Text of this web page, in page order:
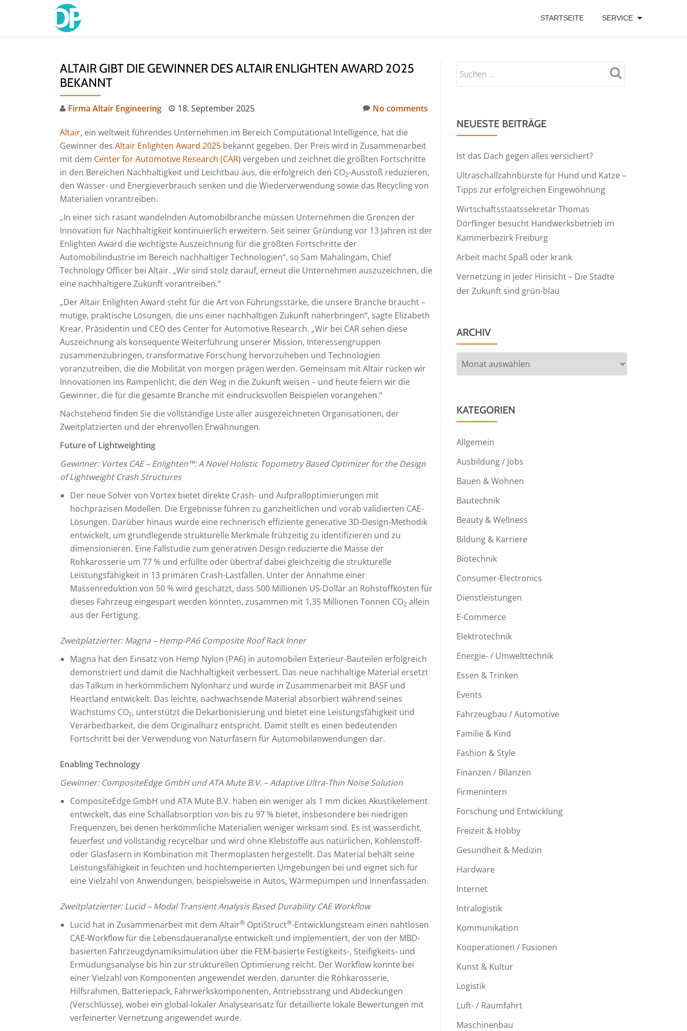
STARTSEITE SERVICE
ALTAIR GIBT DIE GEWINNER DES ALTAIR ENLIGHTEN AWARD 2025
BEKANNT
Firma Altair Engineering 18. September 2025 No comments
Altair, ein weltweit führendes Unternehmen im Bereich Computational Intelligence, hat die
Gewinner des Altair Enlighten Award 2025 bekannt gegeben. Der Preis wird in Zusammenarbeit
mit dem Center for Automotive Research (CAR) vergeben und zeichnet die größten Fortschritte
in den Bereichen Nachhaltigkeit und Leichtbau aus, die erfolgreich den CO2-Ausstoß reduzieren,
den Wasser- und Energieverbrauch senken und die Wiederverwendung sowie das Recycling von
Materialien vorantreiben.
„In einer sich rasant wandelnden Automobilbranche müssen Unternehmen die Grenzen der
Innovation für Nachhaltigkeit kontinuierlich erweitern. Seit seiner Gründung vor 13 Jahren ist der
Enlighten Award die wichtigste Auszeichnung für die größten Fortschritte der
Automobilindustrie im Bereich nachhaltiger Technologien“, so Sam Mahalingam, Chief
Technology Officer bei Altair. „Wir sind stolz darauf, erneut die Unternehmen auszuzeichnen, die
eine nachhaltigere Zukunft vorantreiben.“
„Der Altair Enlighten Award steht für die Art von Führungsstärke, die unsere Branche braucht –
mutige, praktische Lösungen, die uns einer nachhaltigen Zukunft näherbringen“, sagte Elizabeth
Krear, Präsidentin und CEO des Center for Automotive Research. „Wir bei CAR sehen diese
Auszeichnung als konsequente Weiterführung unserer Mission, Interessengruppen
zusammenzubringen, transformative Forschung hervorzuheben und Technologien
voranzutreiben, die die Mobilität von morgen prägen werden. Gemeinsam mit Altair rücken wir
Innovationen ins Rampenlicht, die den Weg in die Zukunft weisen – und heute feiern wir die
Gewinner, die für die gesamte Branche mit eindrucksvollen Beispielen vorangehen.“
Nachstehend finden Sie die vollständige Liste aller ausgezeichneten Organisationen, der
Zweitplatzierten und der ehrenvollen Erwähnungen.
Future of Lightweighting
Gewinner: Vortex CAE –Enlighten™: A Novel Holistic Topometry Based Optimizer for the Design
of Lightweight Crash Structures
Der neue Solver von Vortex bietet direkte Crash- und Aufpralloptimierungen mit
hochpräzisen Modellen. Die Ergebnisse führen zu ganzheitlichen und vorab validierten CAE-
Lösungen. Darüber hinaus wurde eine rechnerisch effiziente generative 3D-Design-Methodik
entwickelt, um grundlegende strukturelle Merkmale frühzeitig zu identifizieren und zu
dimensionieren. Eine Fallstudie zum generativen Design reduzierte die Masse der
Rohkarosserie um 77 % und erfüllte oder übertraf dabei gleichzeitig die strukturelle
Leistungsfähigkeit in 13 primären Crash-Lastfällen. Unter der Annahme einer
Massenreduktion von 50 % wird geschätzt, dass 500 Millionen US-Dollar an Rohstoffkosten für
dieses Fahrzeug eingespart werden könnten, zusammen mit 1,35 Millionen Tonnen CO2 allein
aus der Fertigung.
Zweitplatzierter: Magna – Hemp-PA6 Composite Roof Rack Inner
Magna hat den Einsatz von Hemp Nylon (PA6) in automobilen Exterieur-Bauteilen erfolgreich
demonstriert und damit die Nachhaltigkeit verbessert. Das neue nachhaltige Material ersetzt
das Talkum in herkömmlichem Nylonharz und wurde in Zusammenarbeit mit BASF und
Heartland entwickelt. Das leichte, nachwachsende Material absorbiert während seines
Wachstums CO₂, unterstützt die Dekarbonisierung und bietet eine Leistungsfähigkeit und
Verarbeitbarkeit, die dem Originalharz entspricht. Damit stellt es einen bedeutenden
Fortschritt bei der Verwendung von Naturfasern für Automobilanwendungen dar.
Enabling Technology
Gewinner: CompositeEdge GmbH und ATA Mute B.V. – Adaptive Ultra-Thin Noise Solution
CompositeEdge GmbH und ATA Mute B.V. haben ein weniger als 1 mm dickes Akustikelement
entwickelt, das eine Schallabsorption von bis zu 97 % bietet, insbesondere bei niedrigen
Frequenzen, bei denen herkömmliche Materialien weniger wirksam sind. Es ist wasserdicht,
feuerfest und vollständig recycelbar und wird ohne Klebstoffe aus natürlichen, Kohlenstoff-
oder Glasfasern in Kombination mit Thermoplasten hergestellt. Das Material behält seine
Leistungsfähigkeit in feuchten und hochtemperierten Umgebungen bei und eignet sich für
eine Vielzahl von Anwendungen, beispielsweise in Autos, Wärmepumpen und Innenfassaden.
Zweitplatzierter: Lucid – Modal Transient Analysis Based Durability CAE Workflow
Lucid hat in Zusammenarbeit mit dem Altair® OptiStruct®-Entwicklungsteam einen nahtlosen
CAE-Workflow für die Lebensdaueranalyse entwickelt und implementiert, der von der MBD-
basierten Fahrzeugdynamiksimulation über die FEM-basierte Festigkeits-, Steifigkeits- und
Ermüdungsanalyse bis hin zur strukturellen Optimierung reicht. Der Workflow konnte bei
einer Vielzahl von Komponenten angewendet werden, darunter die Rohkarosserie,
Hilfsrahmen, Batteriepack, Fahrwerkskomponenten, Antriebsstrang und Abdeckungen
(Verschlüsse), wobei ein global-lokaler Analyseansatz für detaillierte lokale Bewertungen mit
verfeinerter Vernetzung angewendet wurde.
NEUESTE BEITRÄGE
Ist das Dach gegen alles versichert?
Ultraschallzahnbürste für Hund und Katze –
Tipps zur erfolgreichen Eingewöhnung
Wirtschaftsstaatssekretär Thomas
Dörflinger besucht Handwerksbetrieb im
Kammerbezirk Freiburg
Arbeit macht Spaß oder krank
Vernetzung in jeder Hinsicht – Die Städte
der Zukunft sind grün-blau
ARCHIV
Archiv
KATEGORIEN
Allgemein
Ausbildung / Jobs
Bauen & Wohnen
Bautechnik
Beauty & Wellness
Bildung & Karriere
Biotechnik
Consumer-Electronics
Dienstleistungen
E-Commerce
Elektrotechnik
Energie- / Umwelttechnik
Essen & Trinken
Events
Fahrzeugbau / Automotive
Familie & Kind
Fashion & Style
Finanzen / Bilanzen
Firmenintern
Forschung und Entwicklung
Freizeit & Hobby
Gesundheit & Medizin
Hardware
Internet
Intralogistik
Kommunikation
Kooperationen / Fusionen
Kunst & Kultur
Logistik
Luft- / Raumfahrt
Maschinenbau